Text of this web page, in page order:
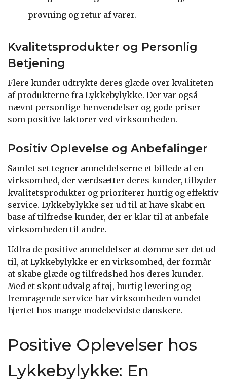
prøvning og retur af varer.
Kvalitetsprodukter og Personlig
Betjening
Flere kunder udtrykte deres glæde over kvaliteten
af produkterne fra Lykkebylykke. Der var også
nævnt personlige henvendelser og gode priser
som positive faktorer ved virksomheden.
Positiv Oplevelse og Anbefalinger
Samlet set tegner anmeldelserne et billede af en
virksomhed, der værdsætter deres kunder, tilbyder
kvalitetsprodukter og prioriterer hurtig og effektiv
service. Lykkebylykke ser ud til at have skabt en
base af tilfredse kunder, der er klar til at anbefale
virksomheden til andre.
Udfra de positive anmeldelser at dømme ser det ud
til, at Lykkebylykke er en virksomhed, der formår
at skabe glæde og tilfredshed hos deres kunder.
Med et skønt udvalg af tøj, hurtig levering og
fremragende service har virksomheden vundet
hjertet hos mange modebevidste danskere.
Positive Oplevelser hos
Lykkebylykke: En